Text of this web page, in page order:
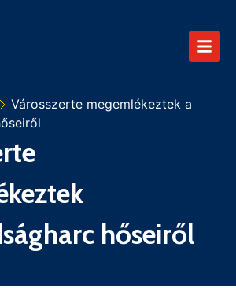
Városszerte megemlékeztek a
hőseiről